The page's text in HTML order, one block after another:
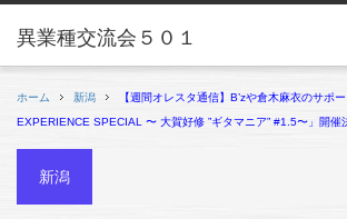
ホーム 新潟
【週間オレスタ通信】B’zや倉木麻衣のサポ
EXPERIENCE SPECIAL 〜 大賀好修 ”ギタマニア” #1.5〜」開催
新潟